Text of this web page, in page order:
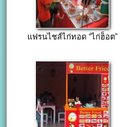
แฟรนไชส์ไก่ทอด “ไก่ฮ็อต”